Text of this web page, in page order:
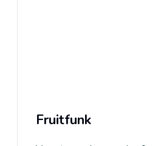
Fruitfunk